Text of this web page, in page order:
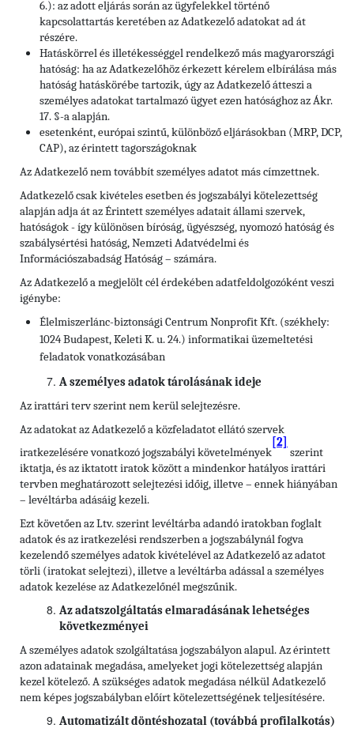
6.): az adott eljárás során az ügyfelekkel történő
kapcsolattartás keretében az Adatkezelő adatokat ad át
részére.
Hatáskörrel és illetékességgel rendelkező más magyarországi
hatóság: ha az Adatkezelőhöz érkezett kérelem elbírálása más
hatóság hatáskörébe tartozik, úgy az Adatkezelő átteszi a
személyes adatokat tartalmazó ügyet ezen hatósághoz az Ákr.
17. §-a alapján.
esetenként, európai szintű, különböző eljárásokban (MRP, DCP,
CAP), az érintett tagországoknak
Az Adatkezelő nem továbbít személyes adatot más címzettnek.
Adatkezelő csak kivételes esetben és jogszabályi kötelezettség
alapján adja át az Érintett személyes adatait állami szervek,
hatóságok - így különösen bíróság, ügyészség, nyomozó hatóság és
szabálysértési hatóság, Nemzeti Adatvédelmi és
Információszabadság Hatóság – számára.
Az Adatkezelő a megjelölt cél érdekében adatfeldolgozóként veszi
igénybe:
Élelmiszerlánc-biztonsági Centrum Nonprofit Kft. (székhely:
1024 Budapest, Keleti K. u. 24.) informatikai üzemeltetési
feladatok vonatkozásában
A személyes adatok tárolásának ideje
Az irattári terv szerint nem kerül selejtezésre.
Az adatokat az Adatkezelő a közfeladatot ellátó szervek
iratkezelésére vonatkozó jogszabályi követelmények
[2]
szerint
iktatja, és az iktatott iratok között a mindenkor hatályos irattári
tervben meghatározott selejtezési időig, illetve – ennek hiányában
– levéltárba adásáig kezeli.
Ezt követően az Ltv. szerint levéltárba adandó iratokban foglalt
adatok és az iratkezelési rendszerben a jogszabálynál fogva
kezelendő személyes adatok kivételével az Adatkezelő az adatot
törli (iratokat selejtezi), illetve a levéltárba adással a személyes
adatok kezelése az Adatkezelőnél megszűnik.
Az adatszolgáltatás elmaradásának lehetséges
következményei
A személyes adatok szolgáltatása jogszabályon alapul. Az érintett
azon adatainak megadása, amelyeket jogi kötelezettség alapján
kezel kötelező. A szükséges adatok megadása nélkül Adatkezelő
nem képes jogszabályban előírt kötelezettségének teljesítésére.
Automatizált döntéshozatal (továbbá profilalkotás)